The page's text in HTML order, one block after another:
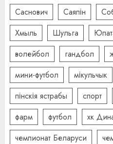
Саснович
Саяпін
Хмыль
Шульга
волейбол
гандбол
мини-футбол
мікульчык
пінскія ястрабы
спорт
фарм
футбол хк
чемпионат Беларуси